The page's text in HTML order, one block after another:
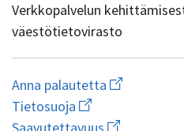
Verkkopalvelun
väestötietovirasto
Anna palautetta Aloita
uuden
kirjoitus
Tietosuoja Avaa
linkki Avaa